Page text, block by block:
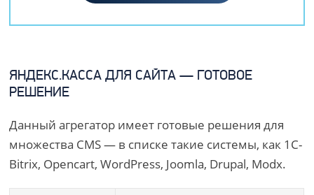
ЯНДЕКС.КАССА ДЛЯ САЙТА — ГОТОВОЕ
РЕШЕНИЕ
Данный агрегатор имеет готовые решения для
множества CMS — в списке такие системы, как 1C-
Bitrix, Opencart, WordPress, Joomla, Drupal, Modx.